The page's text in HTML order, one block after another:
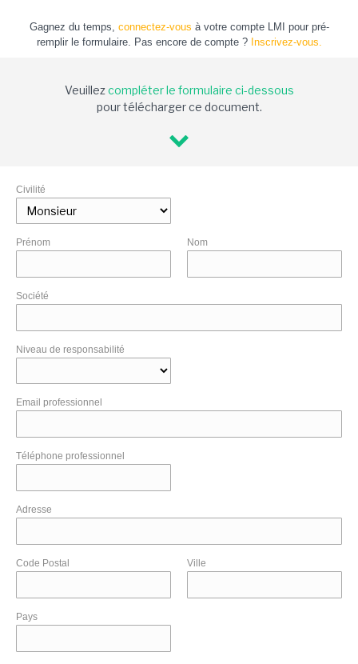
Gagnez du temps, connectez-vous à votre compte LMI pour pré-
remplir le formulaire. Pas encore de compte ? Inscrivez-vous.
Veuillezcompléter le formulaire ci-dessous
pour télécharger ce document.
Civilité
Prénom Nom
Société
Niveau de responsabilité
Email professionnel
Téléphone professionnel
Adresse
Code Postal Ville
Pays